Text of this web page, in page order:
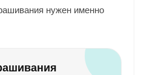
нужен именно